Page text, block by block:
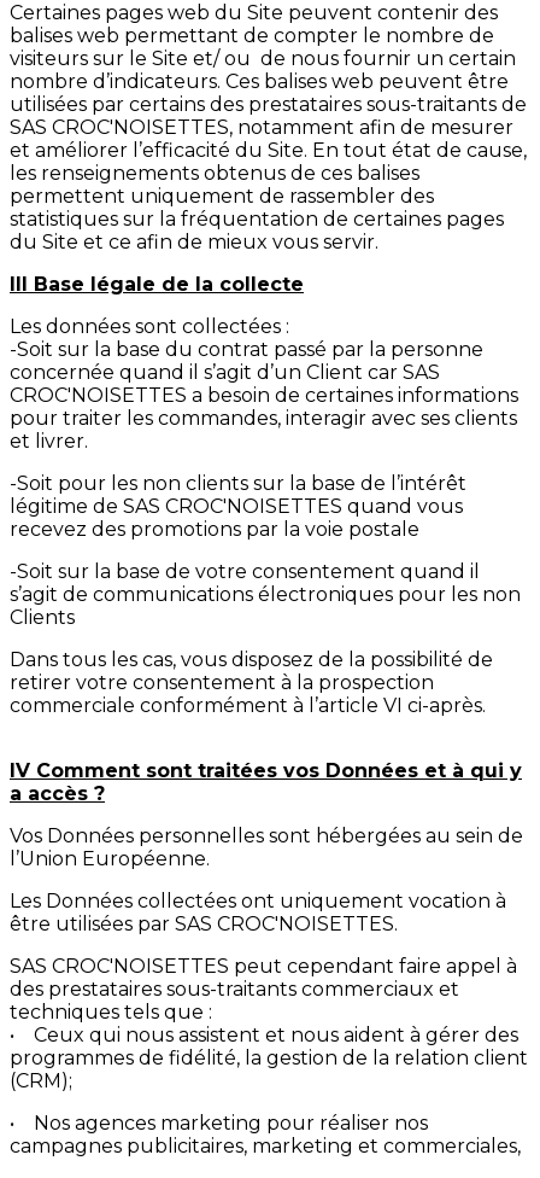
Certaines pages web du Site peuvent contenir des
balises web permettant de compter le nombre de
visiteurs sur le Site et/ ou de nous fournir un certain
nombre d’indicateurs. Ces balises web peuvent être
utilisées par certains des prestataires sous-traitants de
SAS CROC'NOISETTES, notamment afin de mesurer
et améliorer l’efficacité du Site. En tout état de cause,
les renseignements obtenus de ces balises
permettent uniquement de rassembler des
statistiques sur la fréquentation de certaines pages
du Site et ce afin de mieux vous servir.
III Base légale de la collecte
Les données sont collectées :
-Soit sur la base du contrat passé par la personne
concernée quand il s’agit d’un Client car SAS
CROC'NOISETTES a besoin de certaines informations
pour traiter les commandes, interagir avec ses clients
et livrer.
-Soit pour les non clients sur la base de l’intérêt
légitime de SAS CROC'NOISETTES quand vous
recevez des promotions par la voie postale
-Soit sur la base de votre consentement quand il
s’agit de communications électroniques pour les non
Clients
Dans tous les cas, vous disposez de la possibilité de
retirer votre consentement à la prospection
commerciale conformément à l’article VI ci-après.
IV Comment sont traitées vos Données et à qui y
a accès ?
Vos Données personnelles sont hébergées au sein de
l’Union Européenne.
Les Données collectées ont uniquement vocation à
être utilisées par SAS CROC'NOISETTES.
SAS CROC'NOISETTES peut cependant faire appel à
des prestataires sous-traitants commerciaux et
techniques tels que :
• Ceux qui nous assistent et nous aident à gérer des
programmes de fidélité, la gestion de la relation client
(CRM);
• Nos agences marketing pour réaliser nos
campagnes publicitaires, marketing et commerciales,